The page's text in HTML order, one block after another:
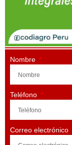
Nombre
Teléfono
Correo electrónico